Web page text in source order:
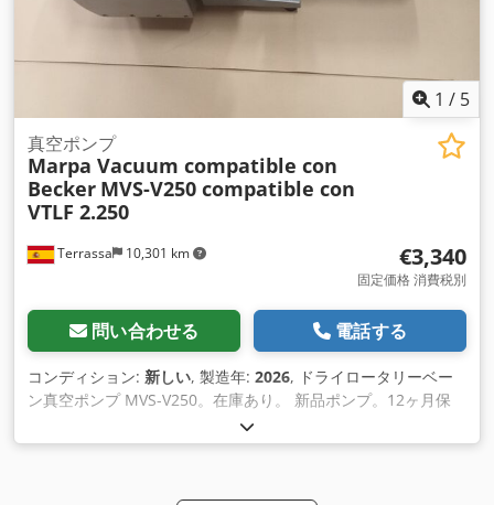
1 / 5
Terrassa 10,301 km
真空ポンプ
Marpa Vacuum compatible con
Becker MVS-V250 compatible con
VTLF 2.250
€3,340
固定価格 消費税別
問い合わせる 電話する
コンディション: 新しい, 製造年: 2026, ドライロータリーベー
ン真空ポンプ MVS-V250。在庫あり。 新品ポンプ。12ヶ月保
証。 Cjdpfx Ajftzvisctorf 定格流量：250 m³/h（50 Hz）。 到
達真空度：200 mbar abs。 ご質問等ございましたら、お気軽